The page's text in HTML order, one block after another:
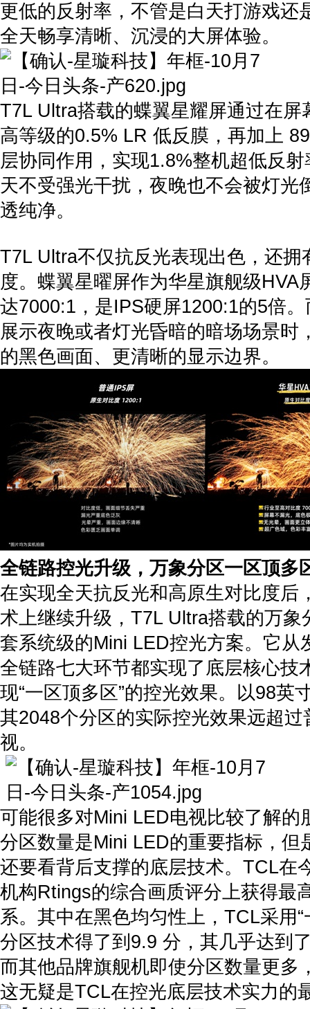
更低的反射率，不管是白天打游戏还
全天畅享清晰、沉浸的大屏体验。
T7L Ultra搭载的蝶翼星耀屏通过在屏
高等级的0.5% LR 低反膜，再加上
层协同作用，实现1.8%整机超低反
天不受强光干扰，夜晚也不会被灯光
透纯净。
T7L Ultra不仅抗反光表现出色，还拥
度。蝶翼星曜屏作为华星旗舰级HVA
达7000:1，是IPS硬屏1200:1的5倍
展示夜晚或者灯光昏暗的暗场场景时
的黑色画面、更清晰的显示边界。
全链路控光升级，万象分区一区顶多
在实现全天抗反光和高原生对比度后
术上继续升级，T7L Ultra搭载的万象
套系统级的Mini LED控光方案。它从
全链路七大环节都实现了底层核心技
现“一区顶多区”的控光效果。以98英
其2048个分区的实际控光效果远超过
视。
可能很多对Mini LED电视比较了解的
分区数量是Mini LED的重要指标，但
还要看背后支撑的底层技术。TCL在
机构Rtings的综合画质评分上获得最
系。其中在黑色均匀性上，TCL采用
分区技术得了到9.9 分，其几乎达到
而其他品牌旗舰机即使分区数量更多
这无疑是TCL在控光底层技术实力的